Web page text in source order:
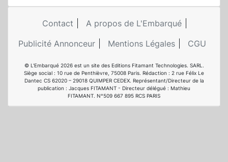
Contact
A propos de L'Embarqué
Publicité Annonceur
Mentions Légales CGU
© L'Embarqué 2026 est un site des Editions Fitamant Technologies. SARL.
Siège social : 10 rue de Penthièvre, 75008 Paris. Rédaction : 2 rue Félix Le
Dantec CS 62020 – 29018 QUIMPER CEDEX. Représentant/Directeur de la
publication : Jacques FITAMANT - Directeur délégué : Mathieu
FITAMANT. N°509 667 895 RCS PARIS